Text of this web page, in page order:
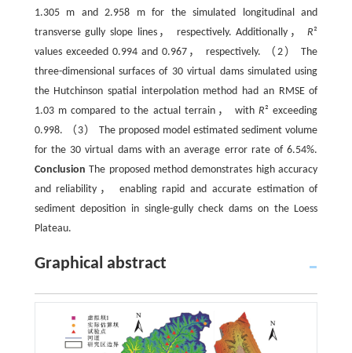
1.305 m and 2.958 m for the simulated longitudinal and
transverse gully slope lines， respectively. Additionally，R²
values exceeded 0.994 and 0.967， respectively. （2） The
three-dimensional surfaces of 30 virtual dams simulated using
the Hutchinson spatial interpolation method had an RMSE of
1.03 m compared to the actual terrain， with R² exceeding
0.998. （3） The proposed model estimated sediment volume
for the 30 virtual dams with an average error rate of 6.54%.
Conclusion The proposed method demonstrates high accuracy
and reliability， enabling rapid and accurate estimation of
sediment deposition in single-gully check dams on the Loess
Plateau.
Graphical abstract